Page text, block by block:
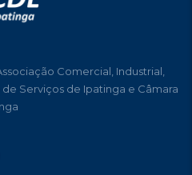
Comercial, Industrial,
Serviços de Ipatinga e Câmara